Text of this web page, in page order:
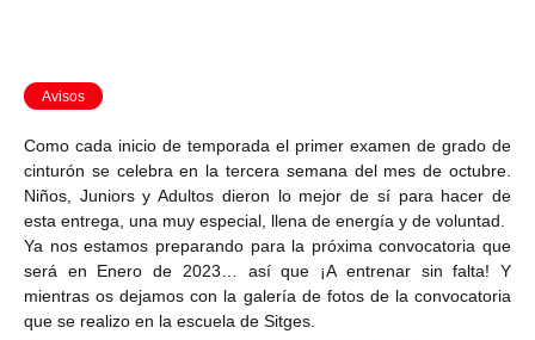
Avisos
Como cada inicio de temporada el primer examen de grado de
cinturón se celebra en la tercera semana del mes de octubre.
Niños, Juniors y Adultos dieron lo mejor de sí para hacer de
esta entrega, una muy especial, llena de energía y de voluntad.
Ya nos estamos preparando para la próxima convocatoria que
será en Enero de 2023… así que ¡A entrenar sin falta! Y
mientras os dejamos con la galería de fotos de la convocatoria
que se realizo en la escuela de Sitges.